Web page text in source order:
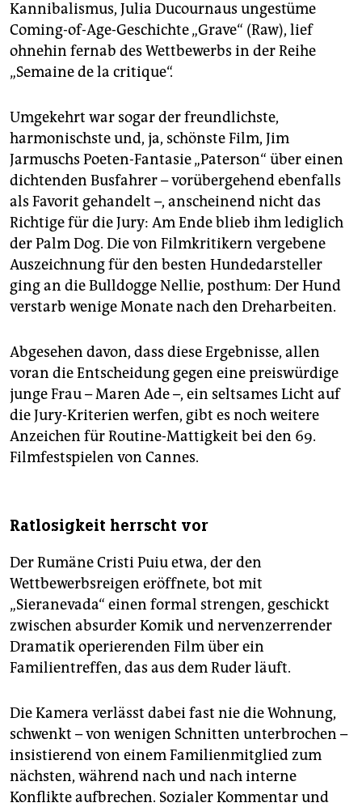
Kannibalismus, Julia Ducournaus ungestüme
Coming-of-Age-Geschichte „Grave“ (Raw), lief
ohnehin fernab des Wettbewerbs in der Reihe
„Semaine de la critique“.
Umgekehrt war sogar der freundlichste,
harmonischste und, ja, schönste Film, Jim
Jarmuschs Poeten-Fantasie „Paterson“ über einen
dichtenden Busfahrer – vorübergehend ebenfalls
als Favorit gehandelt –, anscheinend nicht das
Richtige für die Jury: Am Ende blieb ihm lediglich
der Palm Dog. Die von Filmkritikern vergebene
Auszeichnung für den besten Hundedarsteller
ging an die Bulldogge Nellie, posthum: Der Hund
verstarb wenige Monate nach den Dreharbeiten.
Abgesehen davon, dass diese Ergebnisse, allen
voran die Entscheidung gegen eine preiswürdige
junge Frau – Maren Ade –, ein seltsames Licht auf
die Jury-Kriterien werfen, gibt es noch weitere
Anzeichen für Routine-Mattigkeit bei den 69.
Filmfestspielen von Cannes.
Ratlosigkeit herrscht vor
Der Rumäne Cristi Puiu etwa, der den
Wettbewerbsreigen eröffnete, bot mit
„Sieranevada“ einen formal strengen, geschickt
zwischen absurder Komik und nervenzerrender
Dramatik operierenden Film über ein
Familientreffen, das aus dem Ruder läuft.
Die Kamera verlässt dabei fast nie die Wohnung,
schwenkt – von wenigen Schnitten unterbrochen –
insistierend von einem Familienmitglied zum
nächsten, während nach und nach interne
Konflikte aufbrechen. Sozialer Kommentar und